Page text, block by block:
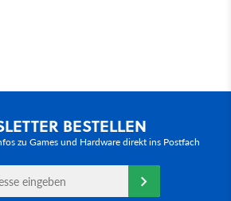
BESTELLEN
zu Games und Hardware direkt ins Postfach